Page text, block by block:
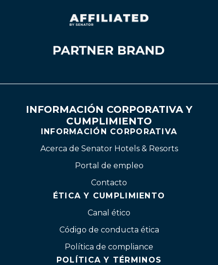
INFORMACIÓN CORPORATIVA Y
CUMPLIMIENTO
INFORMACIÓN CORPORATIVA
Acerca de Senator Hotels & Resorts
Portal de empleo
Contacto
ÉTICA Y CUMPLIMIENTO
Canal ético
Código de conducta ética
Política de compliance
POLÍTICA Y TÉRMINOS